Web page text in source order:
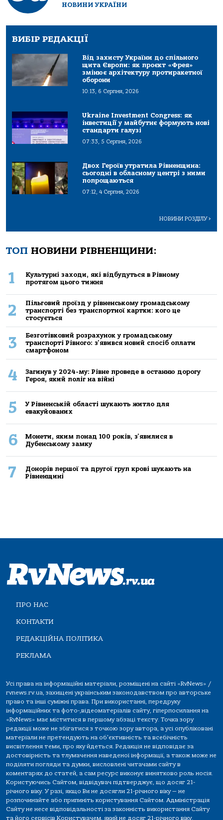
НОВИНИ УКРАЇНИ
ВИБІР РЕДАКЦІЇ
Від захисту України до спільного
щита Європи: як проєкт «Фрея»
змінює архітектуру протиракетної
оборони
10:13, 6 Серпня, 2026
Ukraine Investment Congress: як
інвестиції у майбутнє формують нові
стандарти галузі
07:33, 5 Серпня, 2026
Двох Героїв утратила Рівненщина:
сьогодні в обласному центрі з ними
попрощаються
07:12, 4 Серпня, 2026
НОВИНИ РОЗДІЛУ>
ТОП НОВИНИ РІВНЕНЩИНИ:
1
Культурні заходи, які відбудуться в Рівному
протягом цього тижня
2
Пільговий проїзд у рівненському громадському
транспорті без транспортної картки: кого це
стосується
3
Безготівковий розрахунок у громадському
транспорті Рівного: з'явився новий спосіб оплати
смартфоном
4
Загинув у 2024-му: Рівне проведе в останню дорогу
Героя, який поліг на війні
5
У Рівненській області шукають житло для
евакуйованих
6
Монети, яким понад 100 років, з'явилися в
Дубенському замку
7
Донорів першої та другої груп крові шукають на
Рівненщині
ПРО НАС
КОНТАКТИ
РЕДАКЦІЙНА ПОЛІТИКА
РЕКЛАМА
Усі права на інформаційні матеріали, розміщені на сайті «RvNews» /
rvnews.rv.ua, захищені українським законодавством про авторське
право та інші суміжні права. При використанні, передруку
інформаційних та фото-,відеоматеріалів сайту, гіперпосилання на
«RvNews» має міститися в першому абзаці тексту. Точка зору
редакції може не збігатися з точкою зору автора, а усі опубліковані
матеріали не претендують на об'єктивність та всебічність
висвітлення теми, про яку йдеться. Редакція не відповідає за
достовірність та тлумачення наведеної інформації, а також може не
поділяти погляди та думки, висловлені читачами сайту в
коментарях до статей, а сам ресурс виконує винятково роль носія.
Користуючись Сайтом, відвідувач підтверджує, що досяг 21-
річного віку. У разі, якщо Ви не досягли 21-річного віку — не
розпочинайте або припиніть користування Сайтом. Адміністрація
Сайту не несе відповідальності за законність використання Сайту
та його сервісів Користувачем, який не досяг 21-річного віку.